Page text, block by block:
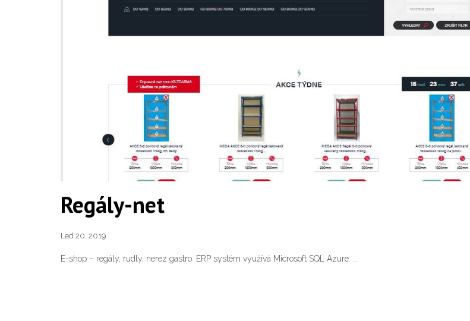
Regály-net
Led 20, 2019
E-shop – regály, rudly, nerez gastro. ERP systém využívá Microsoft SQL Azure. …